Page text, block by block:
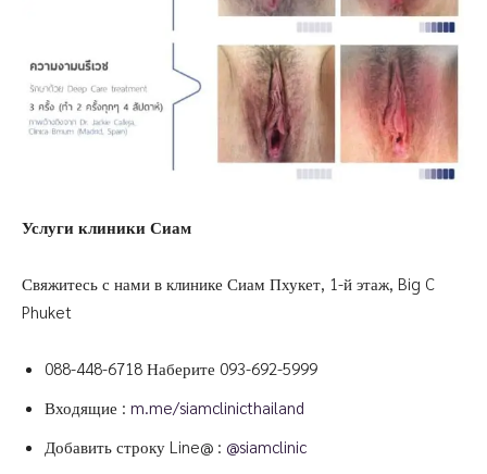
Услуги клиники Сиам
Свяжитесь с нами в клинике Сиам Пхукет, 1-й этаж, Big C
Phuket
088-448-6718 Наберите 093-692-5999
Входящие : m.me/siamclinicthailand
Добавить строку Line@ : @siamclinic